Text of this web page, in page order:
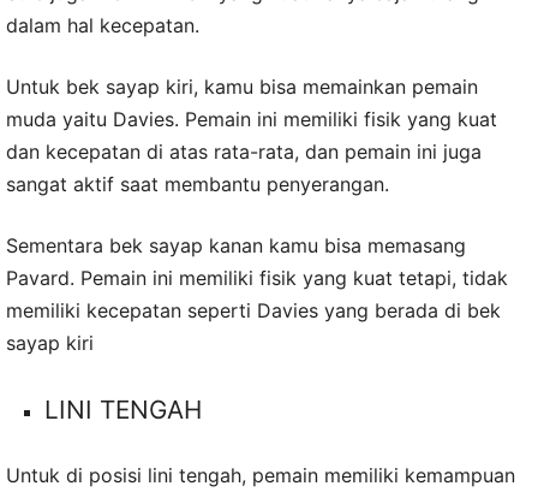
dalam hal kecepatan.
Untuk bek sayap kiri, kamu bisa memainkan pemain
muda yaitu Davies. Pemain ini memiliki fisik yang kuat
dan kecepatan di atas rata-rata, dan pemain ini juga
sangat aktif saat membantu penyerangan.
Sementara bek sayap kanan kamu bisa memasang
Pavard. Pemain ini memiliki fisik yang kuat tetapi, tidak
memiliki kecepatan seperti Davies yang berada di bek
sayap kiri
LINI TENGAH
Untuk di posisi lini tengah, pemain memiliki kemampuan